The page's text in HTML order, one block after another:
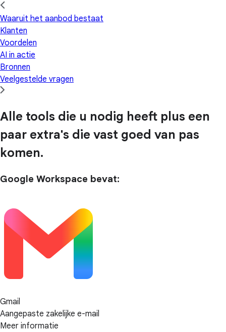
Waaruit het aanbod bestaat
Klanten
Voordelen
AI in actie
Bronnen
Veelgestelde vragen
Alle tools die u nodig heeft plus een
paar extra's die vast goed van pas
komen.
Google Workspace bevat:
Gmail
Aangepaste zakelijke e-mail
Meer informatie